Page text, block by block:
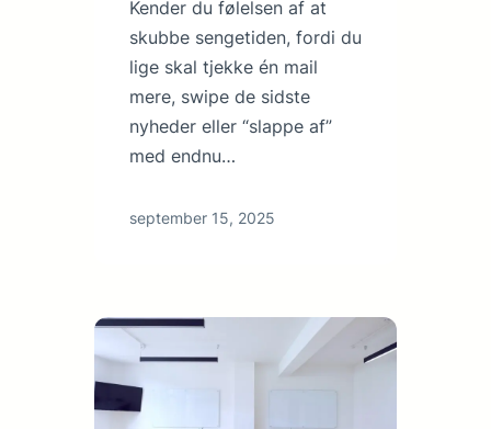
Kender du følelsen af at
skubbe sengetiden, fordi du
lige skal tjekke én mail
mere, swipe de sidste
nyheder eller “slappe af”
med endnu…
september 15, 2025